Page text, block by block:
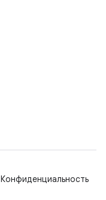
Конфиденциальность